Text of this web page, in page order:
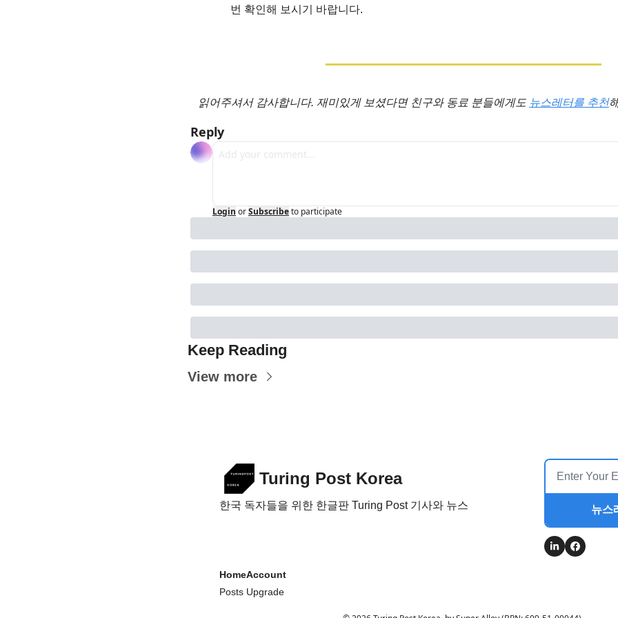
번 확인해 보시기 바랍니다.
읽어주셔서 감사합니다. 재미있게 보셨다면 친구와 동료 분들에게도 뉴스레터를 추천
Reply
Login orSubscribeto participate
Keep Reading
View more
Turing Post Korea
한국 독자들을 위한 한글판 Turing Post 기사와 뉴스 뉴스
Home
Posts
Account
Upgrade